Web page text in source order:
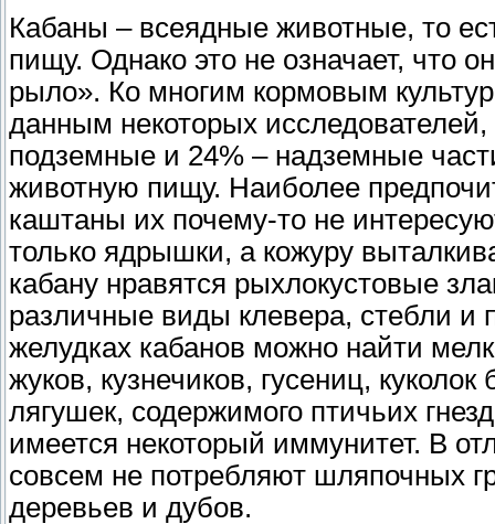
Кабаны – всеядные животные, то
пищу. Однако это не означает, что
рыло». Ко многим кормовым
данным некоторых
подземные и 24% – надземные
животную пищу. Наиболее
каштаны их почему-то не
только ядрышки, а кожуру
кабану нравятся рыхлокустовые
различные виды клевера, стебли
желудках кабанов можно найти
жуков, кузнечиков, гусениц,
лягушек, содержимого птичьих
имеется некоторый иммунитет. В
совсем не потребляют шляпочных
деревьев и дубов.